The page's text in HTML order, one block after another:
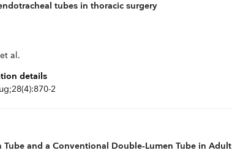
tubes in thoracic surgery
al.
details
2
and a Conventional Double‑Lumen Tube in Adult